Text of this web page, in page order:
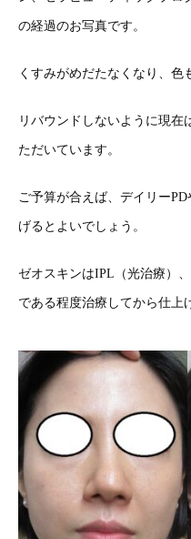
の経過のお写真です。
くすみがめだたなくなり、色
リバウンドしないように現
ただいています。
ご予算が合えば、デイリー
げるとよいでしょう。
ゼオスキンはIPL（光治療）
である程度治療してから仕上